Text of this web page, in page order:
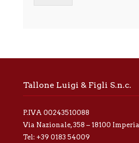
r
a
i
v
c
y
Tallone Luigi & Figli S.n.c.
P.IVA 00243510088
Via Nazionale, 358 – 18100 Imperia
Tel: +39 0183 54009